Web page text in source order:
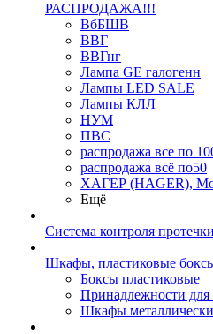
РАСПРОДАЖА!!!
ВбБШВ
ВВГ
ВВГнг
Лампа GE галогенн
Лампы LED SALE
Лампы КЛЛ
НУМ
ПВС
распродажа все по
распродажа всё по50
ХАГЕР (HAGER),
Ещё
Система контроля
Шкафы, пластиковые
Боксы пластиковые
Принадлежности для
Шкафы